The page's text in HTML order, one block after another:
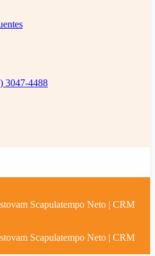
3047-4488
Scapulatempo Neto | CRM
Scapulatempo Neto | CRM